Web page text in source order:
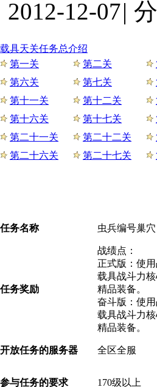
12-07|
载具天关任务总介绍
第一关
第二关
第六关
第七关
第十一关
第十二关
第十六关
第十七关
第二十一关
第二十二关
第二十六关
第二十七关
任务名称 虫兵编号巢穴
任务奖励
战绩点：
正式版：使
载具战斗力
精品装备。
奋斗版：使
载具战斗力
精品装备。
开放任务的服务器 全区全服
参与任务的要求 170级以上